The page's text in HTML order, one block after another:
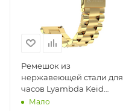
Ремешок из
нержавеющей стали для
часов Lyambda Keid
22мм, золотой
Мало